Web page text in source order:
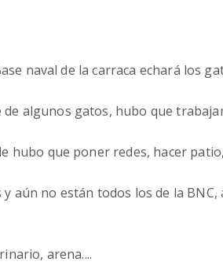
naval de la carraca echará los
de algunos gatos, hubo que
hubo que poner redes, hacer patio,
aún no están todos los de la BNC,
arena....